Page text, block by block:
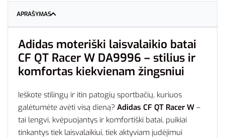
APRAŠYMAS
Adidas moteriški laisvalaikio batai
CF QT Racer W DA9996 – stilius ir
komfortas kiekvienam žingsniui
Ieškote stilingų ir itin patogių sportbačių, kuriuos
galėtumėte avėti visą dieną? Adidas CF QT Racer W –
tai lengvi, kvėpuojantys ir komfortiški batai, puikiai
tinkantys tiek laisvalaikiui, tiek aktyviam judėjimui